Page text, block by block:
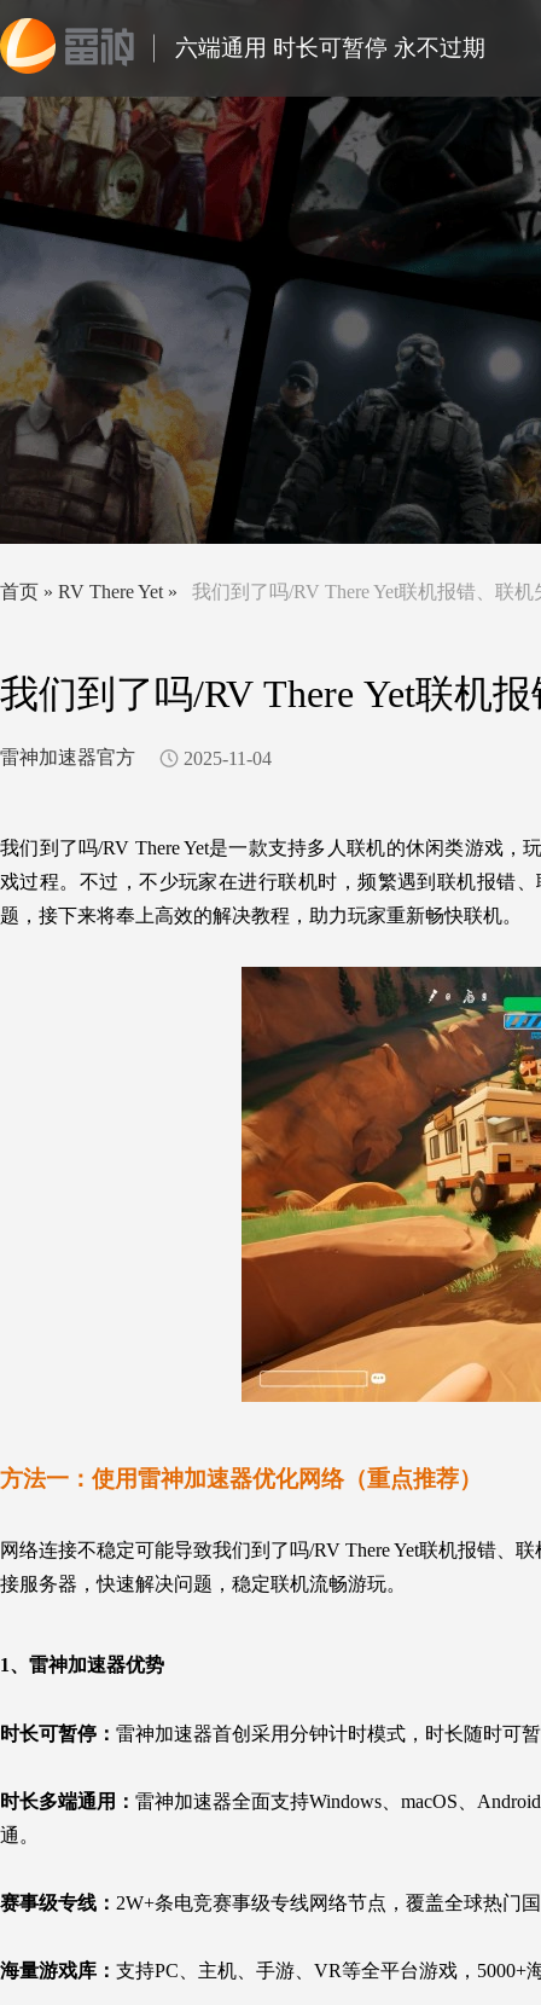
六端通用 时长可暂停 永不过期
首页 » RV There Yet » 我们到了吗/RV There Yet联机报错、联
我们到了吗/RV There Yet联机
雷神加速器官方 2025-11-04
我们到了吗/RV There Yet是一款支持多人联机的休闲类游戏
戏过程。不过，不少玩家在进行联机时，频繁遇到联机报错
题，接下来将奉上高效的解决教程，助力玩家重新畅快联机。
方法一： 使用雷神加速器优化网络（重点推荐）
网络连接不稳定可能导致我们到了吗/RV There Yet联机报错、联
接服务器，快速解决问题，稳定联机流畅游玩。
1、雷神加速器优势
时长可暂停： 雷神加速器首创采用分钟计时模式，时长随时可
时长多端通用： 雷神加速器全面支持Windows、macOS、
通。
赛事级专线： 2W+条电竞赛事级专线网络节点，覆盖全球热门
海量游戏库： 支持PC、主机、手游、VR等全平台游戏，5000+